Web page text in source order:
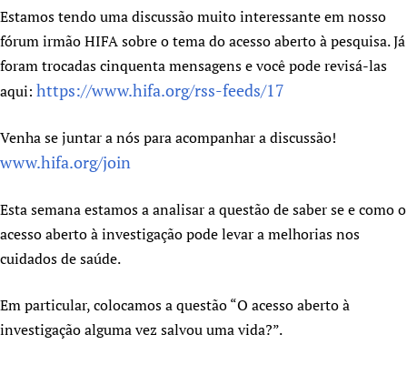
HIFA Voices database
HIFA & global health CoPs
Publications
HIFA-Zambia 2011-2024
Substance use disorders
*Sponsorship opportunities
Citizens, Parents and Children
Evidence-Informed Policy and Practice
Community Health Workers
Prescribers and users of medicines
Evaluating Impact
Mobile HIFA (mHIFA)
*Completed projects
Access to Health Research
Astana Declaration+
Communicating health research
Essential Health Services and COVID-19
Family Planning
Health Partnerships
Learning for Quality Health Services
Newborn Care
Main Steering Group
Members
Partnerships and Projects
Social Media Working Group
Staff
Volunteers
Contact us
Donate
HIFA Appeal
How you can help
Link to us
Partners
List view
News
Forum Messages
Join HIFA
Join CHIFA (child health and rights)
Junte-se ao HIFA-Portuguese
Únase a HIFA-Español
Estamos tendo uma discussão muito interessante em nosso
fórum irmão HIFA sobre o tema do acesso aberto à pesquisa. Já
foram trocadas cinquenta mensagens e você pode revisá-las
aqui: https://www.hifa.org/rss-feeds/17
Venha se juntar a nós para acompanhar a discussão!
www.hifa.org/join
Esta semana estamos a analisar a questão de saber se e como o
acesso aberto à investigação pode levar a melhorias nos
cuidados de saúde.
Em particular, colocamos a questão “O acesso aberto à
investigação alguma vez salvou uma vida?”.